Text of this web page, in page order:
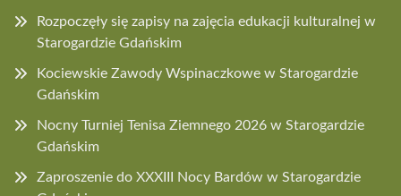
Rozpoczęły się zapisy na zajęcia edukacji kulturalnej w
Starogardzie Gdańskim
Kociewskie Zawody Wspinaczkowe w Starogardzie
Gdańskim
Nocny Turniej Tenisa Ziemnego 2026 w Starogardzie
Gdańskim
Zaproszenie do XXXIII Nocy Bardów w Starogardzie